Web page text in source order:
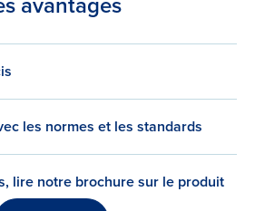
les normes et les standards
lire notre brochure sur le produit